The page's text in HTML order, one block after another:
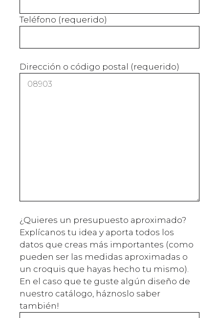
Teléfono (requerido)
Dirección o código postal (requerido)
¿Quieres un presupuesto aproximado?
Explícanos tu idea y aporta todos los
datos que creas más importantes (como
pueden ser las medidas aproximadas o
un croquis que hayas hecho tu mismo).
En el caso que te guste algún diseño de
nuestro catálogo, háznoslo saber
también!